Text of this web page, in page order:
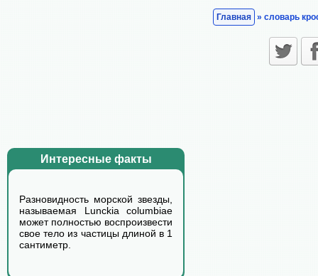
Интересные факты
Разновидность морской звезды,
называемая Lunckia columbiae
может полностью воспроизвести
свое тело из частицы длиной в 1
сантиметр.
Главная » словарь